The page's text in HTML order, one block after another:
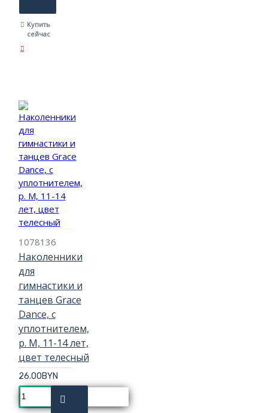
Купить
сейчас
1078136
Наколенники
для
гимнастики и
танцев Grace
Dance, с
уплотнителем,
р. M, 11-14 лет,
цвет телесный
26.00BYN